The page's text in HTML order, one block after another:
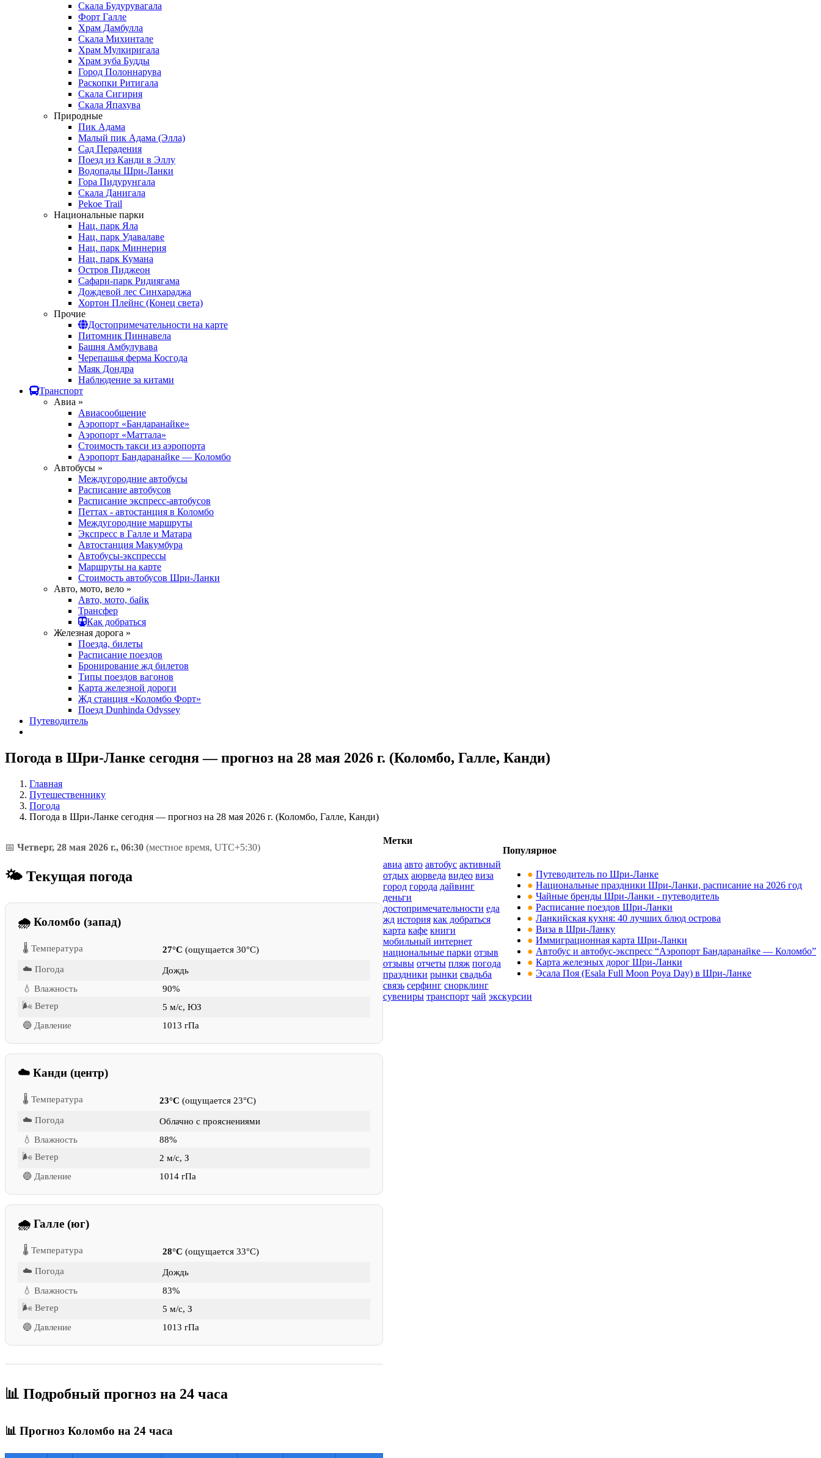
Скала Будурувагала
Форт Галле
Храм Дамбулла
Скала Михинтале
Храм Мулкиригала
Храм зуба Будды
Город Полоннарува
Раскопки Ритигала
Скала Сигирия
Скала Япахува
Природные
Пик Адама
Малый пик Адама (Элла)
Сад Перадения
Поезд из Канди в Эллу
Водопады Шри-Ланки
Гора Пидурунгала
Скала Данигала
Pekoe Trail
Национальные парки
Нац. парк Яла
Нац. парк Удавалаве
Нац. парк Миннерия
Нац. парк Кумана
Остров Пиджеон
Сафари-парк Ридиягама
Дождевой лес Синхараджа
Хортон Плейнс (Конец света)
Прочие
Достопримечательности на карте
Питомник Пиннавела
Башня Амбулувава
Черепашья ферма Косгода
Маяк Дондра
Наблюдение за китами
Транспорт
Авиа »
Авиасообщение
Аэропорт «Бандаранайке»
Аэропорт «Маттала»
Стоимость такси из аэропорта
Аэропорт Бандаранайке — Коломбо
Автобусы »
Междугородние автобусы
Расписание автобусов
Расписание экспресс-автобусов
Петтах - автостанция в Коломбо
Междугородние маршруты
Экспресс в Галле и Матара
Автостанция Макумбура
Автобусы-экспрессы
Маршруты на карте
Стоимость автобусов Шри-Ланки
Авто, мото, вело »
Авто, мото, байк
Трансфер
Как добраться
Железная дорога »
Поезда, билеты
Расписание поездов
Бронирование жд билетов
Типы поездов вагонов
Карта железной дороги
Жд станция «Коломбо Форт»
Поезд Dunhinda Odyssey
Путеводитель
Погода в Шри-Ланке сегодня — прогноз на 28 мая 2026 г. (Коломбо, Галле, Канди)
Главная
Путешественнику
Погода
Погода в Шри-Ланке сегодня — прогноз на 28 мая 2026 г. (Коломбо, Галле, Канди)
📅 Четверг, 28 мая 2026 г., 06:30 (местное время, UTC+5:30)
🌤 Текущая погода
🌧 Коломбо (запад)
🌡 Температура 27°C (ощущается 30°C)
☁️ Погода
Дождь
💧 Влажность
90%
🌬 Ветер
5 м/с, ЮЗ
🔵 Давление
1013 гПа
☁️ Канди (центр)
🌡 Температура 23°C (ощущается 23°C)
☁️ Погода
Облачно с прояснениями
💧 Влажность
88%
🌬 Ветер
2 м/с, З
🔵 Давление
1014 гПа
🌧 Галле (юг)
🌡 Температура 28°C (ощущается 33°C)
☁️ Погода
Дождь
💧 Влажность
83%
🌬 Ветер
5 м/с, З
🔵 Давление
1013 гПа
📊 Подробный прогноз на 24 часа
📊 Прогноз Коломбо на 24 часа
Популярное
● Путеводитель по Шри-Ланке
● Национальные праздники Шри-Ланки, расписание на 2026 год
● Чайные бренды Шри-Ланки - путеводитель
● Расписание поездов Шри-Ланки
● Ланкийская кухня: 40 лучших блюд острова
● Виза в Шри-Ланку
● Иммиграционная карта Шри-Ланки
● Автобус и автобус-экспресс “Аэропорт Бандаранайке — Коломбо”
● Карта железных дорог Шри-Ланки
● Эсала Поя (Esala Full Moon Poya Day) в Шри-Ланке
Метки
авиа авто автобус активный
отдых аюрведа видео виза
город города дайвинг
деньги
достопримечательности еда
жд история как добраться
карта кафе книги
мобильный интернет
национальные парки отзыв
отзывы отчеты пляж погода
праздники рынки свадьба
связь серфинг снорклинг
сувениры транспорт чай экскурсии